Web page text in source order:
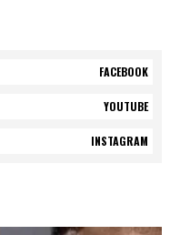
FACEBOOK
YOUTUBE
INSTAGRAM